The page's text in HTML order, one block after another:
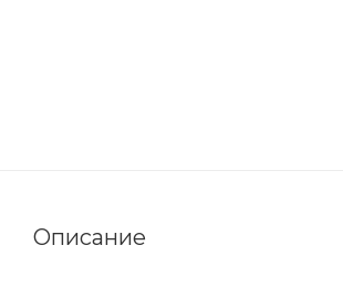
Описание